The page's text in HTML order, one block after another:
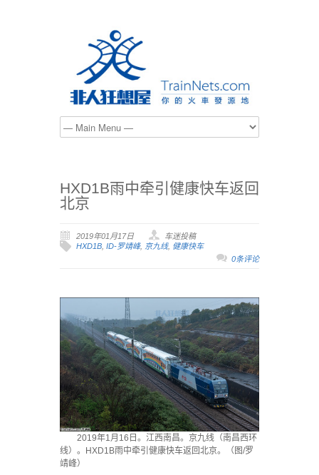
HXD1B雨中牵引健康快车返回
北京
2019年01月17日
车迷投稿
HXD1B, ID-罗靖峰, 京九线, 健康快车
0条评论
2019年1月16日。江西南昌。京九线（南昌西环
线）。HXD1B雨中牵引健康快车返回北京。（图/罗
靖峰）